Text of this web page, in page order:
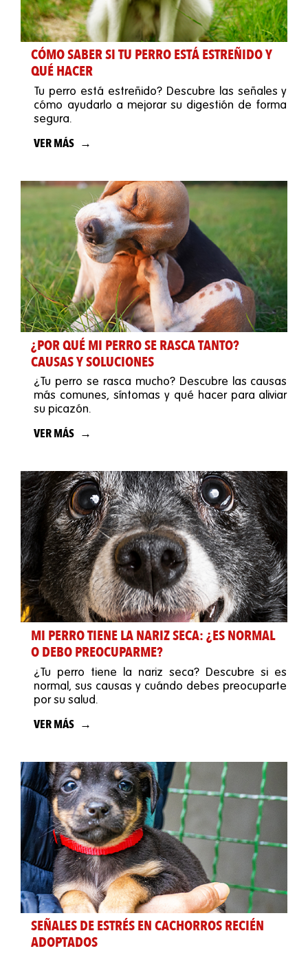
CÓMO SABER SI TU PERRO ESTÁ ESTREÑIDO Y
QUÉ HACER
Tu perro está estreñido? Descubre las señales y
cómo ayudarlo a mejorar su digestión de forma
segura.
VER MÁS
¿POR QUÉ MI PERRO SE RASCA TANTO?
CAUSAS Y SOLUCIONES
¿Tu perro se rasca mucho? Descubre las causas
más comunes, síntomas y qué hacer para aliviar
su picazón.
VER MÁS
MI PERRO TIENE LA NARIZ SECA: ¿ES NORMAL
O DEBO PREOCUPARME?
¿Tu perro tiene la nariz seca? Descubre si es
normal, sus causas y cuándo debes preocuparte
por su salud.
VER MÁS
SEÑALES DE ESTRÉS EN CACHORROS RECIÉN
ADOPTADOS